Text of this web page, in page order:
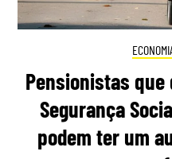
Pensionistas
Segurança
podem ter um